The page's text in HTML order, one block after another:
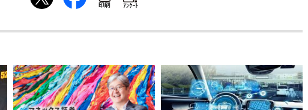
印刷 ｱﾝｹｰﾄ